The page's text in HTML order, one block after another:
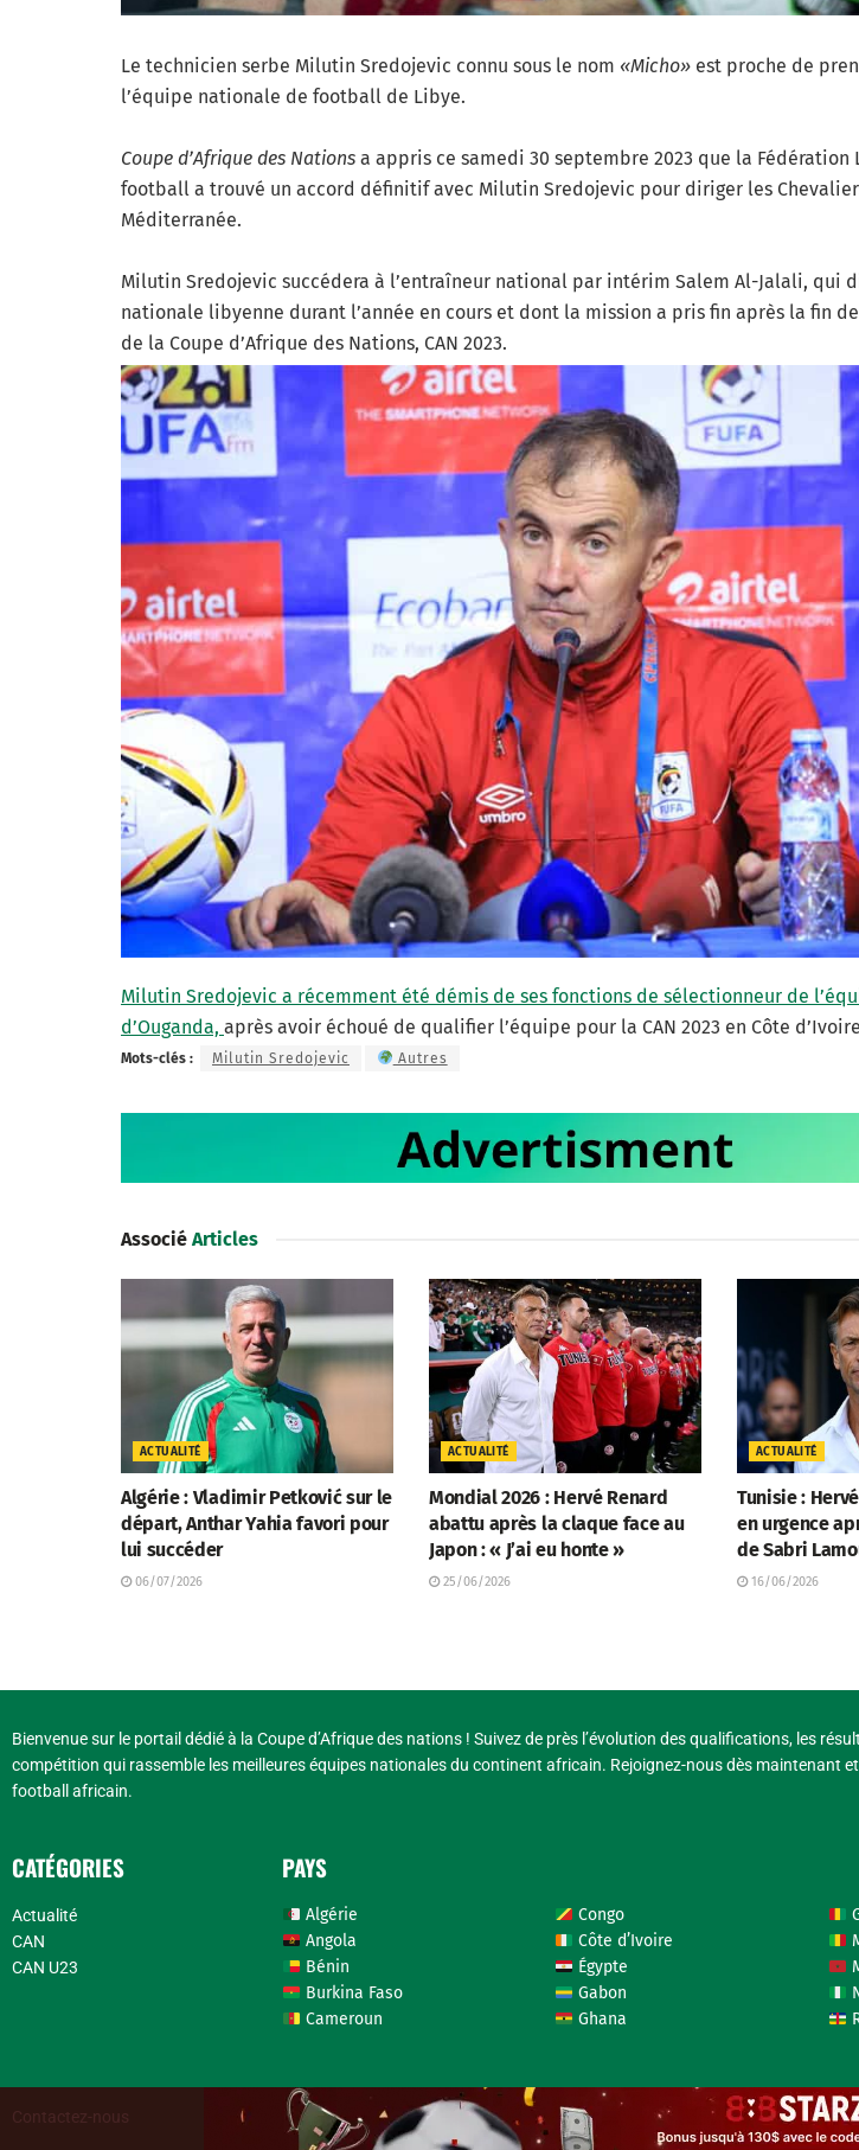
Le technicien serbe Milutin Sredojevic connu sous le nom «Micho» est proche de
l’équipe nationale de football de Libye.
Coupe d’Afrique des Nations a appris ce samedi 30 septembre 2023 que la Fédération
football a trouvé un accord définitif avec Milutin Sredojevic pour diriger les
Méditerranée.
Milutin Sredojevic succédera à l’entraîneur national par intérim Salem Al-Jalali, qui
nationale libyenne durant l’année en cours et dont la mission a pris fin après la fin
de la Coupe d’Afrique des Nations, CAN 2023.
Milutin Sredojevic a récemment été démis de ses fonctions de sélectionneur de
d’Ouganda, après avoir échoué de qualifier l’équipe pour la CAN 2023 en Côte
Mots-clés : Milutin Sredojevic Autres
Associé Articles
ACTUALITÉ
Algérie : Vladimir Petković sur le
départ, Anthar Yahia favori pour
lui succéder
06/07/2026
ACTUALITÉ
Mondial 2026 : Hervé Renard
abattu après la claque face au
Japon : « J’ai eu honte »
25/06/2026
ACTUALITÉ
Tunisie :
en urgence
de Sabri
16/06/2026
Bienvenue sur le portail dédié à la Coupe d’Afrique des nations ! Suivez de près l’évolution des qualifications, les
compétition qui rassemble les meilleures équipes nationales du continent africain. Rejoignez-nous dès maintenant
football africain.
CATÉGORIES
Actualité
CAN
CAN U23
PAYS
Algérie
Angola
Bénin
Burkina Faso
Cameroun
Congo
Côte d’Ivoire
Égypte
Gabon
Ghana
Contactez-nous